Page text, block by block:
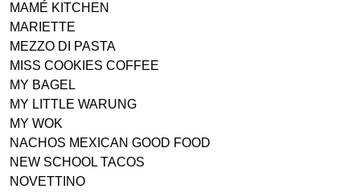
MAMÉ KITCHEN
MARIETTE
MEZZO DI PASTA
MISS COOKIES COFFEE
MY BAGEL
MY LITTLE WARUNG
MY WOK
NACHOS MEXICAN GOOD FOOD
NEW SCHOOL TACOS
NOVETTINO